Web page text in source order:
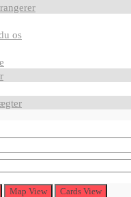
os
Map View Cards View